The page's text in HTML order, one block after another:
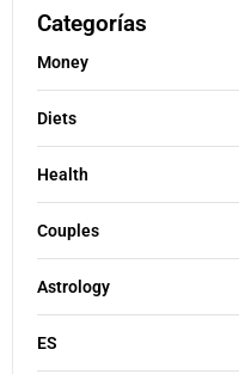
Categorías
Money
Diets
Health
Couples
Astrology
ES